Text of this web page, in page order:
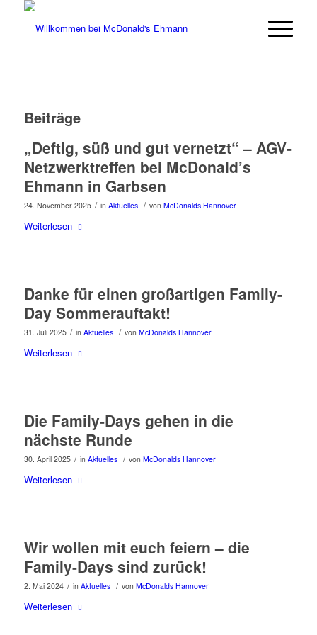
Beiträge
„Deftig, süß und gut vernetzt“ – AGV-
Netzwerktreffen bei McDonald’s
Ehmann in Garbsen
24. November 2025 / in Aktuelles / von McDonalds Hannover
Weiterlesen
Danke für einen großartigen Family-
Day Sommerauftakt!
31. Juli 2025 / in Aktuelles / von McDonalds Hannover
Weiterlesen
Die Family-Days gehen in die
nächste Runde
30. April 2025 / in Aktuelles / von McDonalds Hannover
Weiterlesen
Wir wollen mit euch feiern – die
Family-Days sind zurück!
2. Mai 2024 / in Aktuelles / von McDonalds Hannover
Weiterlesen
(m/w/d) gesucht. Bewirb dich in unter
Jetzt bewerben